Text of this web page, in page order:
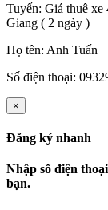
Tuyến: Giá thuê
Giang ( 2 ngày )
Họ tên: Anh Tuấn
Số điện thoại:
×
Đăng ký nhanh
Nhập số điện
bạn.